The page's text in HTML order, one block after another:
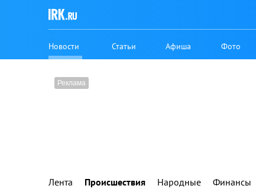
Новости Статьи Афиша Фото
Лента Происшествия Народные Финансы